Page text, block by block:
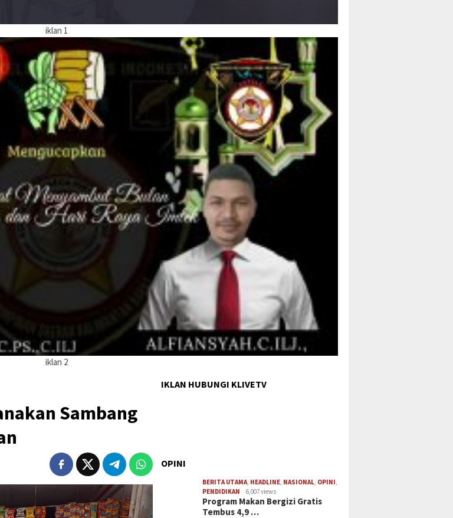
iklan 1
iklan 2
Sambang
IKLAN HUBUNGI KLIVETV
OPINI
BERITA UTAMA HEADLINE NASIONAL OPINI
PENDIDIKAN
6,007 views
Program Makan Bergizi Gratis
Tembus 4,9 …